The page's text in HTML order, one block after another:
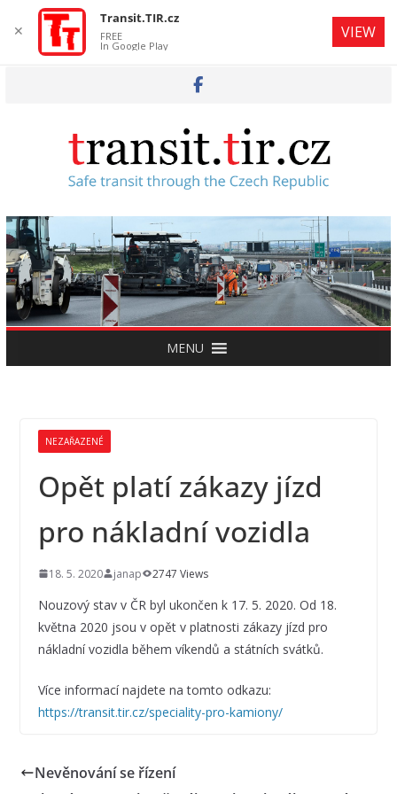
MENU
NEZAŘAZENÉ
Opět platí zákazy jízd
pro nákladní vozidla
18. 5. 2020 janap 2747 Views
Nouzový stav v ČR byl ukončen k 17. 5. 2020. Od 18.
května 2020 jsou v opět v platnosti zákazy jízd pro
nákladní vozidla během víkendů a státních svátků.
Více informací najdete na tomto odkazu:
https://transit.tir.cz/speciality-pro-kamiony/
Nevěnování se řízení
✕
Transit.TIR.cz
FREE
In Google Play
VIEW